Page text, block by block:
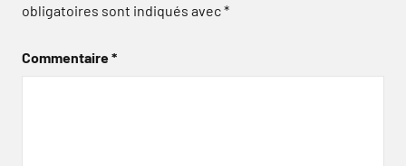
obligatoires sont indiqués avec*
Commentaire*